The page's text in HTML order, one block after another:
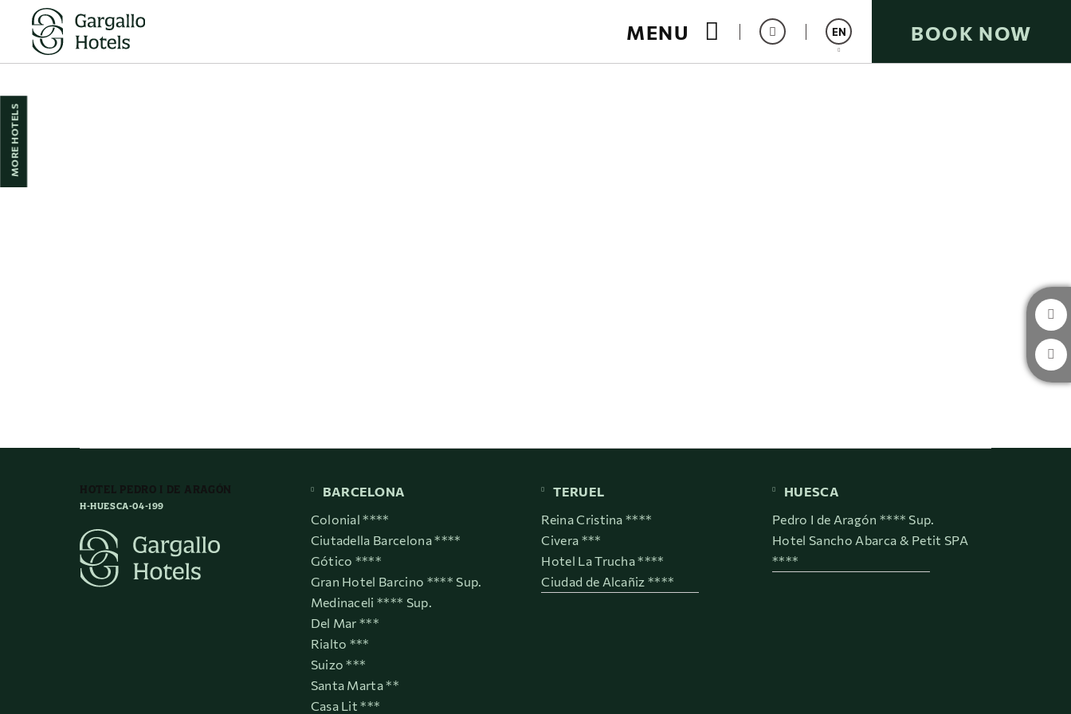
MENU EN BOOK NOW
HOTEL PEDRO I DE ARAGÓN
H-HUESCA-04-199
BARCELONA
Colonial ****
Ciutadella Barcelona ****
Gótico ****
Gran Hotel Barcino **** Sup.
Medinaceli **** Sup.
Del Mar ***
Rialto ***
Suizo ***
Santa Marta **
Casa Lit ***
TERUEL
Reina Cristina ****
Civera ***
Hotel La Trucha ****
Ciudad de Alcañiz ****
HUESCA
Pedro I de Aragón **** Sup.
Hotel Sancho Abarca & Petit SPA
****
MORE HOTELS